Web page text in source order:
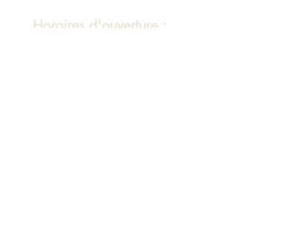
Horaires d'ouverture :